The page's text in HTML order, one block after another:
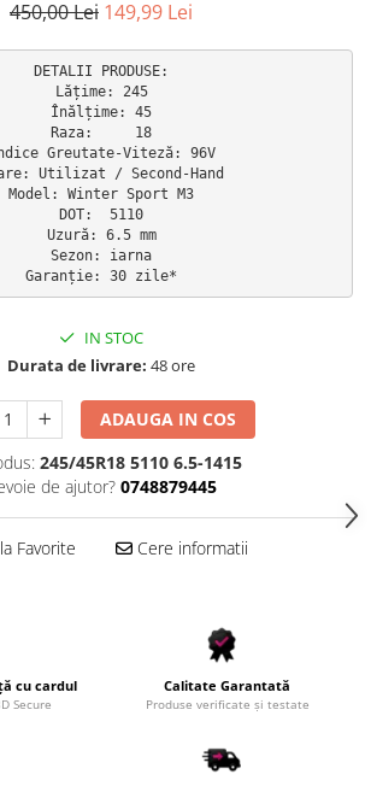
premium
450,00 Lei 149,99 Lei
DETALII PRODUSE:
Lățime: 245
Înălțime: 45
Raza:     18
Greutate-Viteză: 96V
Utilizat / Second-Hand
Model: Winter Sport M3
DOT:  5110
Uzură: 6.5 mm
Sezon: iarna
Garanție: 30 zile*
IN STOC
Durata de livrare: 48 ore
ADAUGA IN COS
245/45R18 5110 6.5-1415
de ajutor? 0748879445
Favorite Cere informatii
cu cardul
Secure
Calitate Garantată
Produse verificate și testate